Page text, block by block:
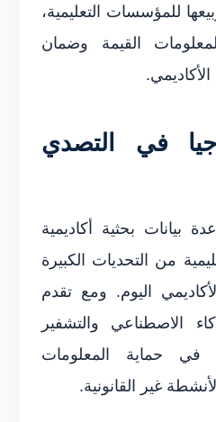
للمؤسسات التعليمية،
القيمة وضمان
في التصدي
بيانات بحثية أكاديمية
من التحديات الكبيرة
اليوم. ومع تقدم
الاصطناعي والتشفير
في حماية المعلومات
غير القانونية.